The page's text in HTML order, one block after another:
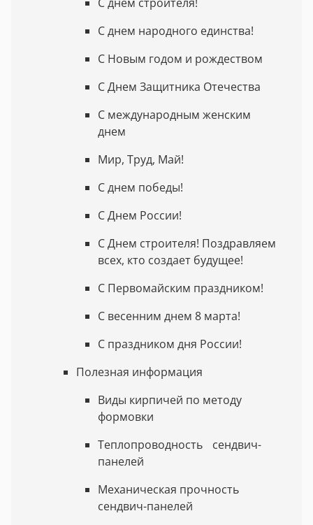
С днем народного единства!
С Новым годом и рождеством
С Днем Защитника Отечества
С международным женским
днем
Мир, Труд, Май!
С днем победы!
С Днем России!
С Днем строителя! Поздравляем
всех, кто создает будущее!
С Первомайским праздником!
С весенним днем 8 марта!
С праздником дня России!
Полезная информация
Виды кирпичей по методу
формовки
Теплопроводность сендвич-
панелей
Механическая прочность
сендвич-панелей